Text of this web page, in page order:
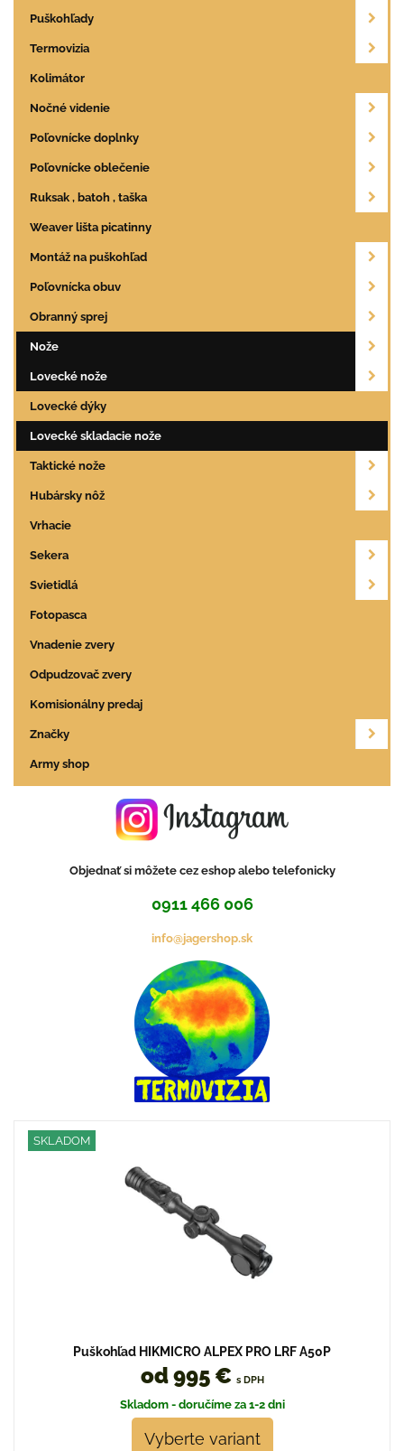
Puškohľady
Termovizia
Kolimátor
Nočné videnie
Poľovnícke doplnky
Poľovnícke oblečenie
Ruksak , batoh , taška
Weaver lišta picatinny
Montáž na puškohľad
Poľovnícka obuv
Obranný sprej
Nože
Lovecké nože
Lovecké dýky
Lovecké skladacie nože
Taktické nože
Hubársky nôž
Vrhacie
Sekera
Svietidlá
Fotopasca
Vnadenie zvery
Odpudzovač zvery
Komisionálny predaj
Značky
Army shop
Objednať si môžete cez eshop alebo telefonicky
0911 466 006
info@jagershop.sk
SKLADOM
Puškohľad HIKMICRO ALPEX PRO LRF A50P
od 995 € s DPH
Skladom - doručíme za 1-2 dni
Vyberte variant